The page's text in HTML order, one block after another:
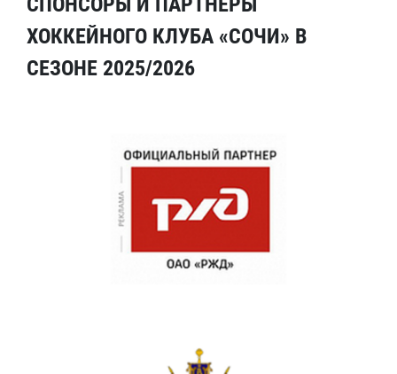
ХОККЕЙНОГО КЛУБА «СОЧИ» В
СЕЗОНЕ 2025/2026